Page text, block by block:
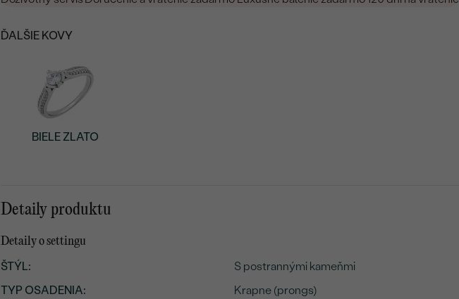
ĎALŠIE KOVY
BIELE ZLATO
Detaily produktu
Detaily o settingu
ŠTÝL:
S postrannými kameňmi
TYP OSADENIA:
Krapne (prongs)